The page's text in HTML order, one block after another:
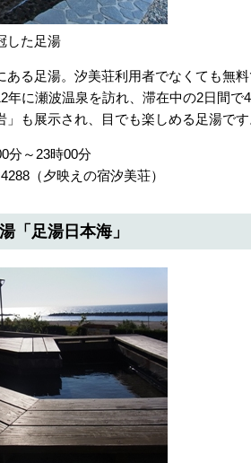
した足湯
る足湯。汐美荘利用者でなくても無
年に瀬波温泉を訪れ、滞在中の2日間
も展示され、目でも楽しめる足湯です
分～23時00分
（夕映えの宿汐美荘）
「足湯日本海」